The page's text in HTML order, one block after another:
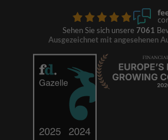
Sehen Sie sich unsere 7061
Ausgezeichnet mit angesehenen